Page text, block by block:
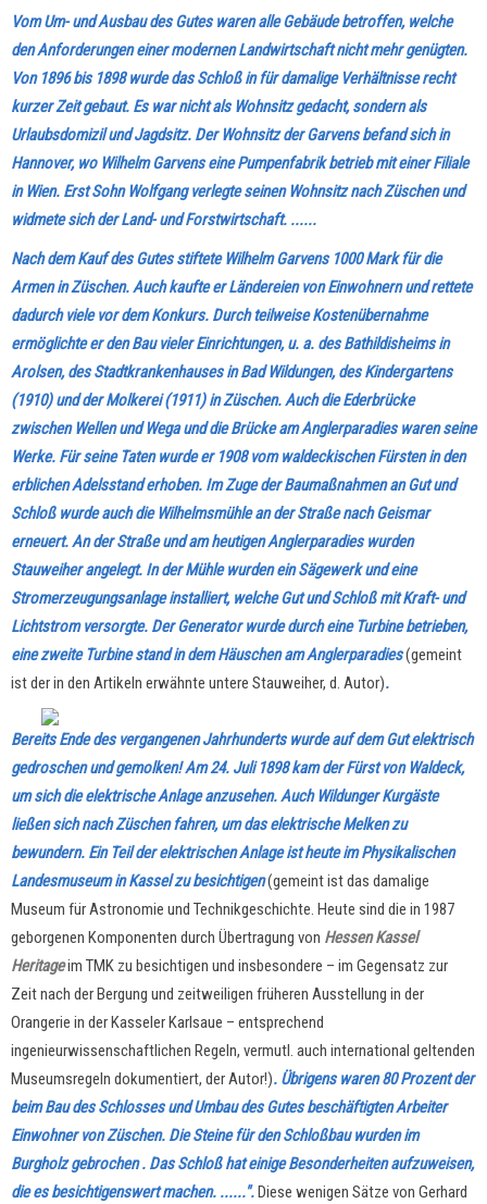
Vom Um- und Ausbau des Gutes waren alle Gebäude betroffen, welche
den Anforderungen einer modernen Landwirtschaft nicht mehr genügten.
Von 1896 bis 1898 wurde das Schloß in für damalige Verhältnisse recht
kurzer Zeit gebaut. Es war nicht als Wohnsitz gedacht, sondern als
Urlaubsdomizil und Jagdsitz. Der Wohnsitz der Garvens befand sich in
Hannover, wo Wilhelm Garvens eine Pumpenfabrik betrieb mit einer Filiale
in Wien. Erst Sohn Wolfgang verlegte seinen Wohnsitz nach Züschen und
widmete sich der Land- und Forstwirtschaft. ......
Nach dem Kauf des Gutes stiftete Wilhelm Garvens 1000 Mark für die
Armen in Züschen. Auch kaufte er Ländereien von Einwohnern und rettete
dadurch viele vor dem Konkurs. Durch teilweise Kostenübernahme
ermöglichte er den Bau vieler Einrichtungen, u. a. des Bathildisheims in
Arolsen, des Stadtkrankenhauses in Bad Wildungen, des Kindergartens
(1910) und der Molkerei (1911) in Züschen. Auch die Ederbrücke
zwischen Wellen und Wega und die Brücke am Anglerparadies waren seine
Werke. Für seine Taten wurde er 1908 vom waldeckischen Fürsten in den
erblichen Adelsstand erhoben. Im Zuge der Baumaßnahmen an Gut und
Schloß wurde auch die Wilhelmsmühle an der Straße nach Geismar
erneuert. An der Straße und am heutigen Anglerparadies wurden
Stauweiher angelegt. In der Mühle wurden ein Sägewerk und eine
Stromerzeugungsanlage installiert, welche Gut und Schloß mit Kraft- und
Lichtstrom versorgte. Der Generator wurde durch eine Turbine betrieben,
eine zweite Turbine stand in dem Häuschen am Anglerparadies(gemeint
ist der in den Artikeln erwähnte untere Stauweiher, d. Autor).
Bereits Ende des vergangenen Jahrhunderts wurde auf dem Gut elektrisch
gedroschen und gemolken! Am 24. Juli 1898 kam der Fürst von Waldeck,
um sich die elektrische Anlage anzusehen. Auch Wildunger Kurgäste
ließen sich nach Züschen fahren, um das elektrische Melken zu
bewundern. Ein Teil der elektrischen Anlage ist heute im Physikalischen
Landesmuseum in Kassel zu besichtigen(gemeint ist das damalige
Museum für Astronomie und Technikgeschichte. Heute sind die in 1987
geborgenen Komponenten durch Übertragung von Hessen Kassel
Heritageim TMK zu besichtigen und insbesondere – im Gegensatz zur
Zeit nach der Bergung und zeitweiligen früheren Ausstellung in der
Orangerie in der Kasseler Karlsaue – entsprechend
ingenieurwissenschaftlichen Regeln, vermutl. auch international geltenden
Museumsregeln dokumentiert, der Autor!). Übrigens waren 80 Prozent der
beim Bau des Schlosses und Umbau des Gutes beschäftig­ten Arbeiter
Einwohner von Züschen. Die Steine für den Schloßbau wurden im
Burgholz gebrochen . Das Schloß hat einige Besonderheiten aufzuweisen,
die es besichtigenswert machen. ......". Diese wenigen Sätze von Gerhard